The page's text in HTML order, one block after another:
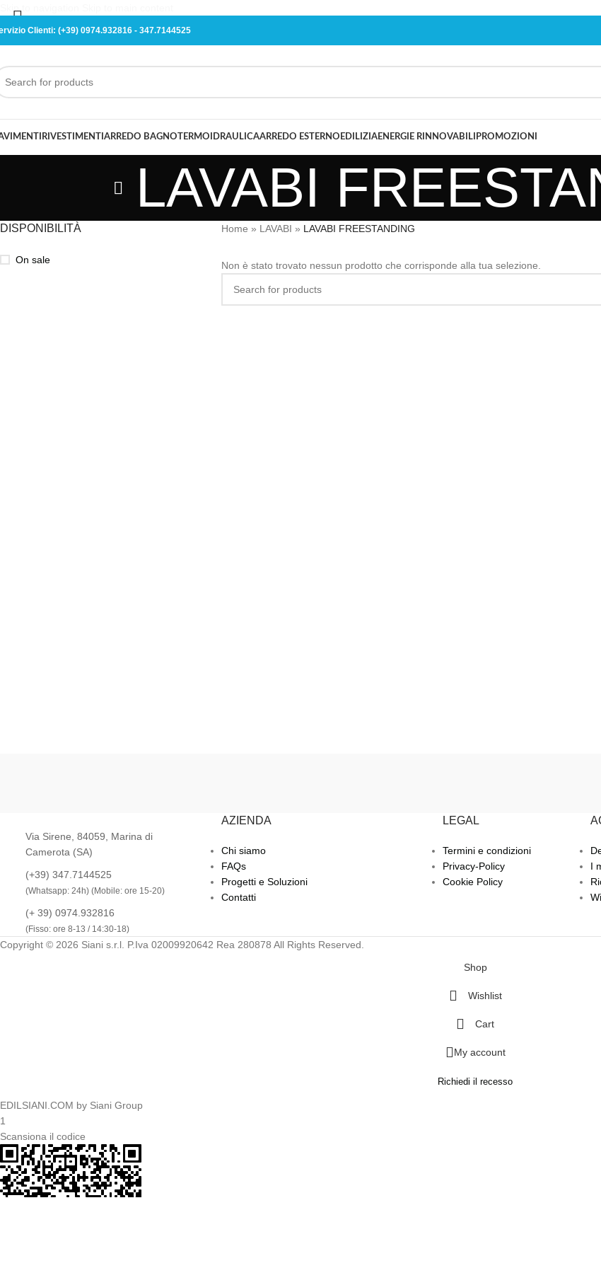
Clienti: (+39) 0974.932816 - 347.7144525
RIVESTIMENTI ARREDO BAGNOTERMOIDRAULICAARREDO ESTERNO EDILIZIAENERGIE RINNOVABILI PROMOZIONI
LAVABI
DISPONIBILITÀ
On sale
Home » LAVABI » LAVABI FREESTANDING
Non è stato trovato nessun prodotto che corrisponde alla tua selezione.
Via Sirene, 84059, Marina di
Camerota (SA)
(+39) 347.7144525
(Whatsapp: 24h) (Mobile: ore 15-20)
(+ 39) 0974.932816
(Fisso: ore 8-13 / 14:30-18)
AZIENDA
Chi siamo
FAQs
Progetti e Soluzioni
Contatti
LEGAL
Termini e condizioni
Privacy-Policy
Cookie Policy
I
Copyright © 2026 Siani s.r.l. P.Iva 02009920642 Rea 280878 All Rights Reserved.
Shop
Wishlist
Cart
My account
Richiedi il recesso
EDILSIANI.COM by Siani Group
1
Scansiona il codice